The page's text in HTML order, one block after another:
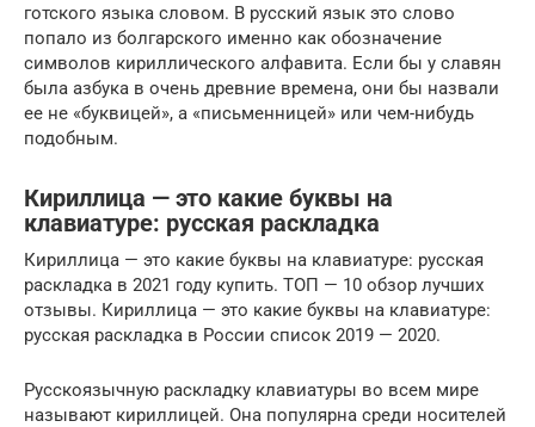
готского языка словом. В русский язык это слово
попало из болгарского именно как обозначение
символов кириллического алфавита. Если бы у славян
была азбука в очень древние времена, они бы назвали
ее не «буквицей», а «письменницей» или чем-нибудь
подобным.
Кириллица — это какие буквы на
клавиатуре: русская раскладка
Кириллица — это какие буквы на клавиатуре: русская
раскладка в 2021 году купить. ТОП — 10 обзор лучших
отзывы. Кириллица — это какие буквы на клавиатуре:
русская раскладка в России список 2019 — 2020.
Русскоязычную раскладку клавиатуры во всем мире
называют кириллицей. Она популярна среди носителей